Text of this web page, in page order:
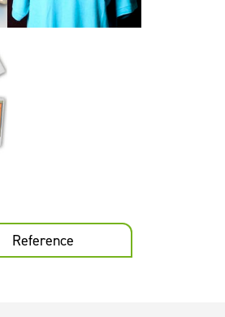
Reference